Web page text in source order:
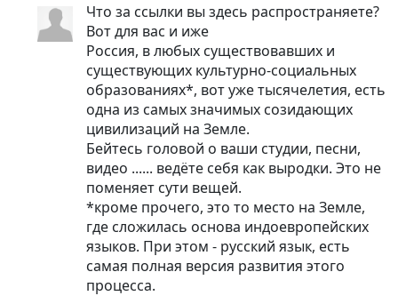
Что за ссылки вы здесь распространяете?
Вот для вас и иже
Россия, в любых существовавших и
существующих культурно-социальных
образованиях*, вот уже тысячелетия, есть
одна из самых значимых созидающих
цивилизаций на Земле.
Бейтесь головой о ваши студии, песни,
видео ...... ведёте себя как выродки. Это не
поменяет сути вещей.
*кроме прочего, это то место на Земле,
где сложилась основа индоевропейских
языков. При этом - русский язык, есть
самая полная версия развития этого
процесса.